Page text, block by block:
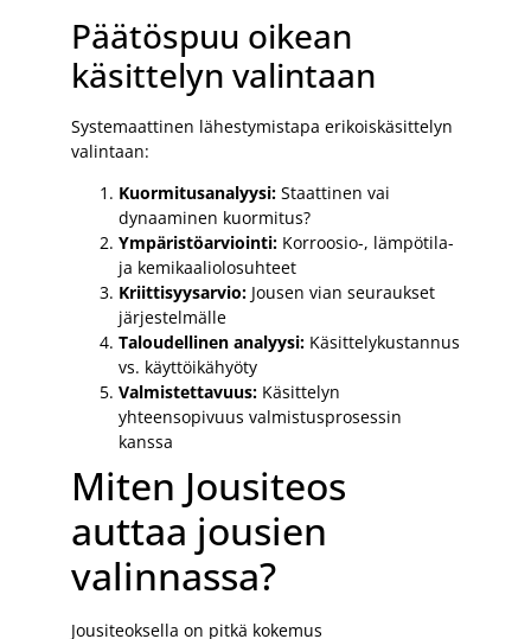
Päätöspuu oikean
käsittelyn valintaan
Systemaattinen lähestymistapa erikoiskäsittelyn
valintaan:
Kuormitusanalyysi: Staattinen vai
dynaaminen kuormitus?
Ympäristöarviointi: Korroosio-, lämpötila-
ja kemikaaliolosuhteet
Kriittisyysarvio: Jousen vian seuraukset
järjestelmälle
Taloudellinen analyysi: Käsittelykustannus
vs. käyttöikähyöty
Valmistettavuus: Käsittelyn
yhteensopivuus valmistusprosessin
kanssa
Miten Jousiteos
auttaa jousien
valinnassa?
Jousiteoksella on pitkä kokemus